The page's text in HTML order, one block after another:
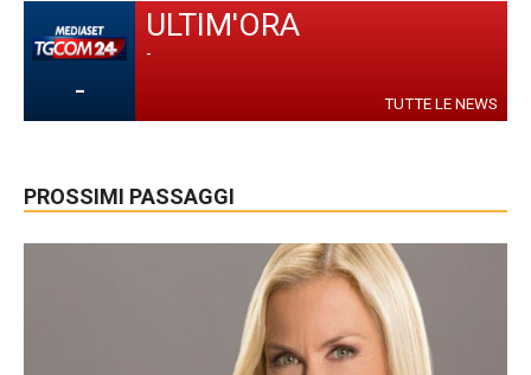
-
ULTIM'ORA
-
TUTTE LE NEWS
PROSSIMI PASSAGGI